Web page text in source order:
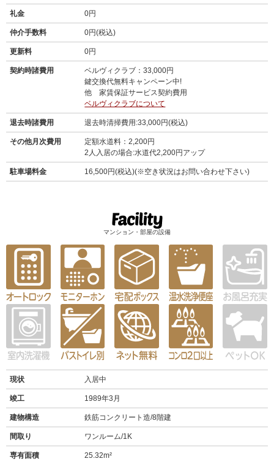
礼金 0円
仲介手数料 0円(税込)
更新料 0円
契約時諸費用
ベルヴィクラブ：33,000円
鍵交換代無料キャンペーン中!
他 家賃保証サービス契約費用
ベルヴィクラブについて
退去時諸費用 退去時清掃費用:33,000円(税込)
その他月次費用
定額水道料：2,200円
2人入居の場合:水道代2,200円アップ
駐車場料金 16,500円(税込)(※空き状況はお問い合わせ下さい)
マンション・部屋の設備
現状 入居中
竣工 1989年3月
建物構造 鉄筋コンクリート造/8階建
間取り ワンルーム/1K
専有面積 25.32m²